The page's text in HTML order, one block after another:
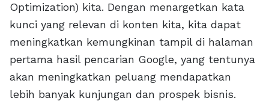
Optimization) kita. Dengan menargetkan kata
kunci yang relevan di konten kita, kita dapat
meningkatkan kemungkinan tampil di halaman
pertama hasil pencarian Google, yang tentunya
akan meningkatkan peluang mendapatkan
lebih banyak kunjungan dan prospek bisnis.